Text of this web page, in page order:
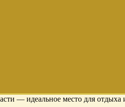
— идеальное место для отдыха